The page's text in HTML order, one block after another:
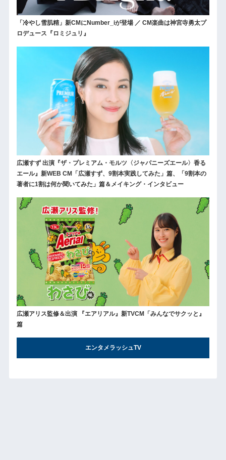
「冷やし雪肌精」新CMにNumber_iが登場 ／ CM楽曲は神宮寺勇太プ
ロデュース『ロミジュリ』
広瀬すず 出演『ザ・プレミアム・モルツ〈ジャパニーズエール〉香る
エール』新WEB CM「広瀬すず、9割本実践してみた」篇、「9割本の
著者に1割は何か聞いてみた」篇＆メイキング・インタビュー
広瀬アリス監修＆出演 『エアリアル』新TVCM「みんなでサクッと』
篇
エンタメラッシュTV